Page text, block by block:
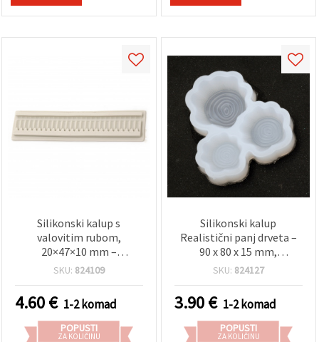
Silikonski kalup s
valovitim rubom,
20×47×10 mm –
fleksibilan, višekratan za
polimernu glinu i gips; DIY
izrada nakita i ukrasa
SKU: 824109
4.60€ 1-2 komad
POPUSTI
ZA KOLIČINU
Silikonski kalup
Realistični panj drveta –
90 x 80 x 15 mm,
fleksibilan i višekratan
idealan za epoksi smolu,
sapune, svijeće i kreativne
DIY rukotvorine
SKU: 824127
3.90€ 1-2 komad
POPUSTI
ZA KOLIČINU